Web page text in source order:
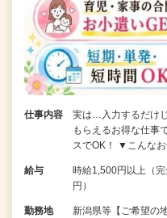
仕事内容
実は…入力するだけ
もらえるお得な仕事
スでOK！ ▼こんな
給与
時給1,500円以上（
円）
勤務地
新潟県等【ご希望の